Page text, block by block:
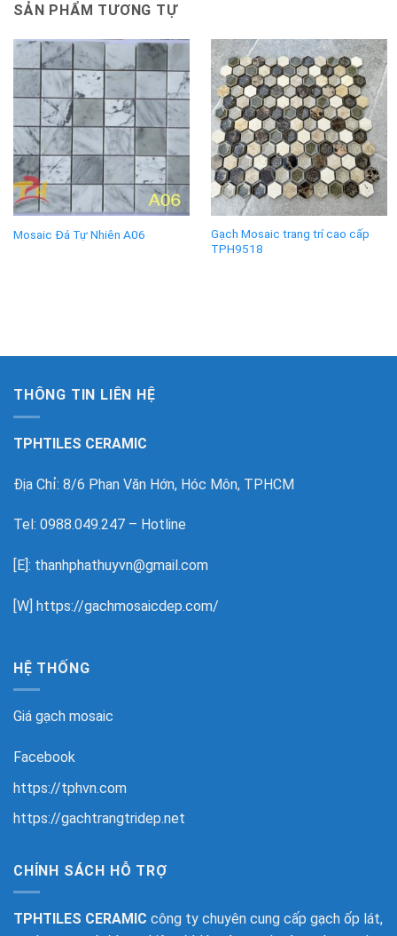
SẢN PHẨM TƯƠNG TỰ
Mosaic Đá Tự Nhiên A06
Gạch Mosaic trang trí cao cấp
TPH9518
THÔNG TIN LIÊN HỆ
TPHTILES CERAMIC
Địa Chỉ: 8/6 Phan Văn Hớn, Hóc Môn, TPHCM
Tel: 0988.049.247 – Hotline
[E]: thanhphathuyvn@gmail.com
[W] https://gachmosaicdep.com/
HỆ THỐNG
Giá gạch mosaic
Facebook
https://tphvn.com
https://gachtrangtridep.net
CHÍNH SÁCH HỖ TRỢ
TPHTILES CERAMIC công ty chuyên cung cấp gạch ốp lát,